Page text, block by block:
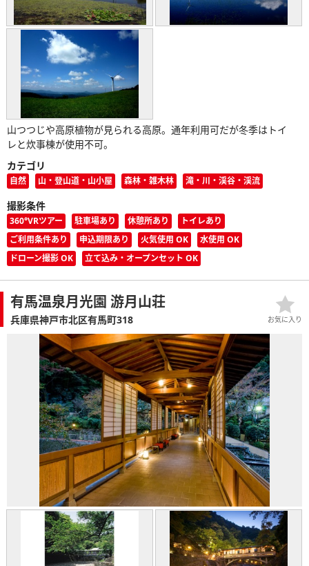
山つつじや高原植物が見られる高原。通年利用可だが冬季はトイ
レと炊事棟が使用不可。
カテゴリ
自然 山・登山道・山小屋 森林・雑木林 滝・川・渓谷・渓流
撮影条件
360°VRツアー 駐車場あり 休憩所あり
トイレあり
ご利用条件あり
申込期限あり 火気使用 OK
水使用 OK
ドローン撮影 OK
立て込み・オープンセット OK
有馬温泉月光園 游月山荘
兵庫県神戸市北区有馬町318 お気に入り